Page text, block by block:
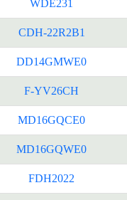
WDE231
CDH-22R2B1
DD14GMWE0
F-YV26CH
MD16GQCE0
MD16GQWE0
FDH2022